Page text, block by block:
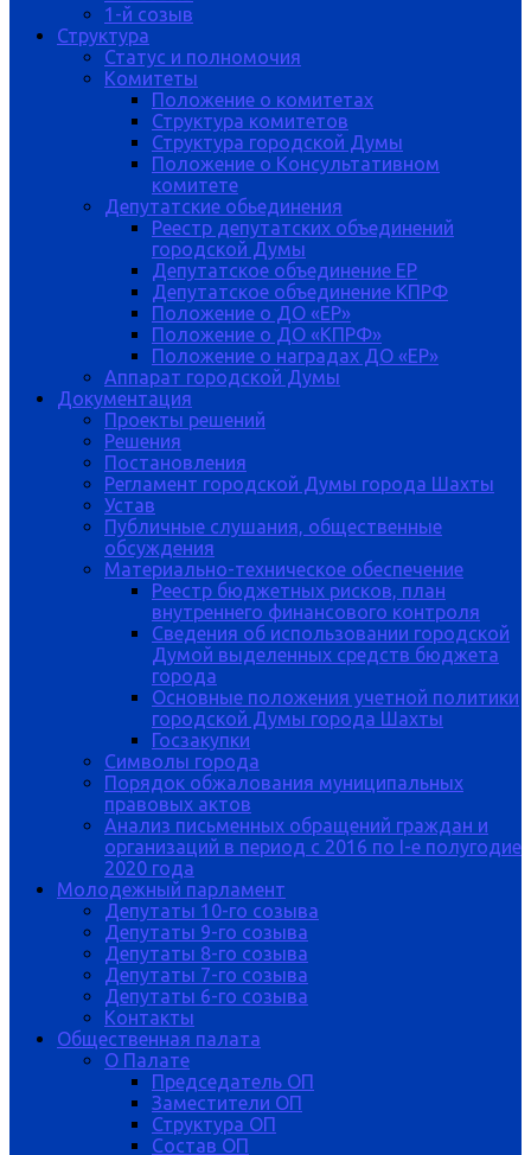
1-й созыв
Структура
Статус и полномочия
Комитеты
Положение о комитетах
Структура комитетов
Структура городской Думы
Положение о Консультативном
комитете
Депутатские обьединения
Реестр депутатских объединений
городской Думы
Депутатское объединение ЕР
Депутатское объединение КПРФ
Положение о ДО «ЕР»
Положение о ДО «КПРФ»
Положение о наградах ДО «ЕР»
Аппарат городской Думы
Документация
Проекты решений
Решения
Постановления
Регламент городской Думы города Шахты
Устав
Публичные слушания, общественные
обсуждения
Материально-техническое обеспечение
Реестр бюджетных рисков, план
внутреннего финансового контроля
Сведения об использовании городской
Думой выделенных средств бюджета
города
Основные положения учетной политики
городской Думы города Шахты
Госзакупки
Символы города
Порядок обжалования муниципальных
правовых актов
Анализ письменных обращений граждан и
организаций в период с 2016 по I-е полугодие
2020 года
Молодежный парламент
Депутаты 10-го созыва
Депутаты 9-го созыва
Депутаты 8-го созыва
Депутаты 7-го созыва
Депутаты 6-го созыва
Контакты
Общественная палата
О Палате
Председатель ОП
Заместители ОП
Структура ОП
Состав ОП